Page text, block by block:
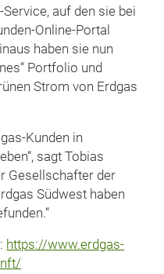
auf den sie bei
Online-Portal
haben sie nun
Portfolio und
Strom von Erdgas
Kunden in
sagt Tobias
Gesellschafter der
Südwest haben
https://www.erdgas-